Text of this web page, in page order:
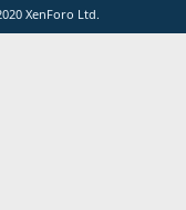
XenForo Ltd.